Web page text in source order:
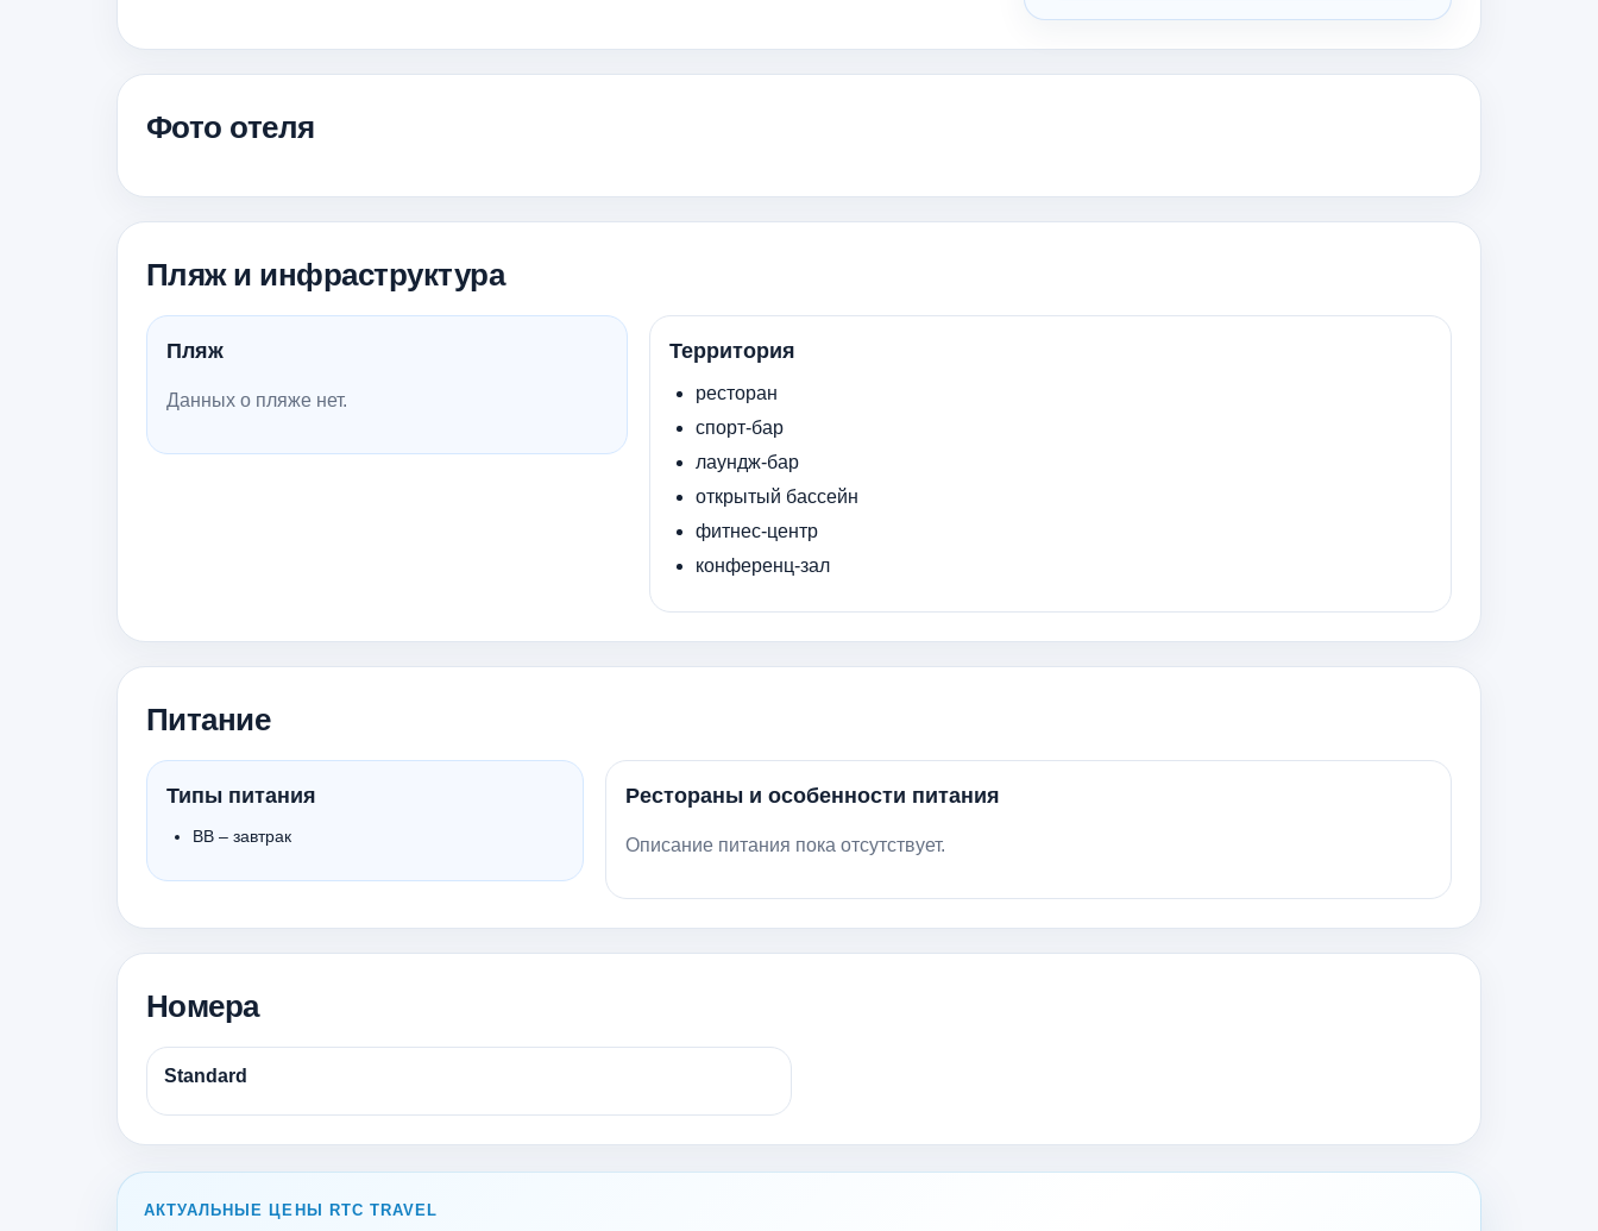
Фото отеля
Пляж и инфраструктура
Пляж
Данных о пляже нет.
Территория
ресторан
спорт-бар
лаундж-бар
открытый бассейн
фитнес-центр
конференц-зал
Питание
Типы питания
BB – завтрак
Рестораны и особенности питания
Описание питания пока отсутствует.
Номера
Standard
АКТУАЛЬНЫЕ ЦЕНЫ RTC TRAVEL